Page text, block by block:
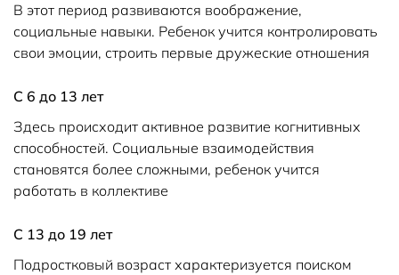
В этот период развиваются воображение,
социальные навыки. Ребенок учится контролировать
свои эмоции, строить первые дружеские отношения
С 6 до 13 лет
Здесь происходит активное развитие когнитивных
способностей. Социальные взаимодействия
становятся более сложными, ребенок учится
работать в коллективе
С 13 до 19 лет
Подростковый возраст характеризуется поиском